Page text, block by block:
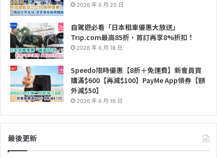
2026 年 6 月 20 日
自駕遊必看「日本租車優惠大放送」
Trip.com最高85折，首訂再享8%折扣！
2026 年 6 月 18 日
Speedo限時優惠【8折＋免運費】新會員買
購滿$600【再減$100】PayMe App領券【額
外減$50】
2026 年 6 月 16 日
最後更新